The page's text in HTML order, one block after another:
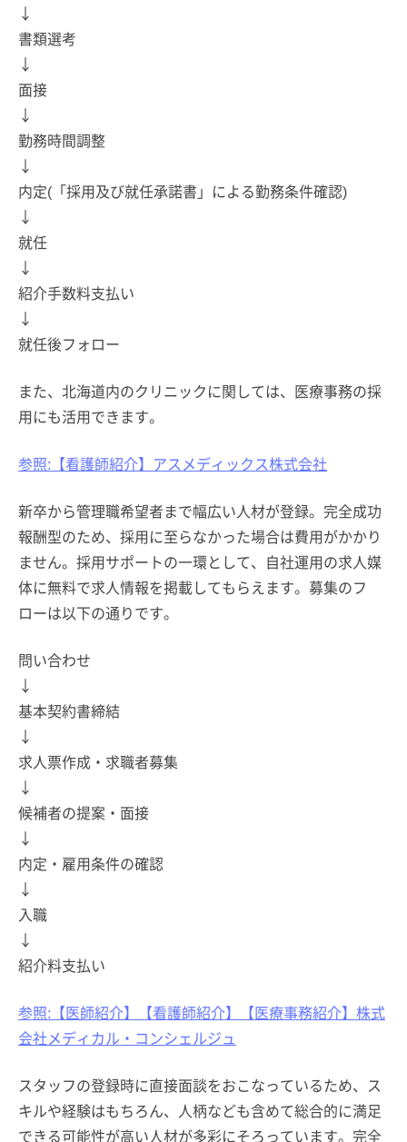
↓
書類選考
↓
面接
↓
勤務時間調整
↓
内定(「採用及び就任承諾書」による勤務条件確認)
↓
就任
↓
紹介手数料支払い
↓
就任後フォロー
また、北海道内のクリニックに関しては、医療事務の採
用にも活用できます。
参照:【看護師紹介】アスメディックス株式会社
新卒から管理職希望者まで幅広い人材が登録。完全成功
報酬型のため、採用に至らなかった場合は費用がかかり
ません。採用サポートの一環として、自社運用の求人媒
体に無料で求人情報を掲載してもらえます。募集のフ
ローは以下の通りです。
問い合わせ
↓
基本契約書締結
↓
求人票作成・求職者募集
↓
候補者の提案・面接
↓
内定・雇用条件の確認
↓
入職
↓
紹介料支払い
参照:【医師紹介】【看護師紹介】【医療事務紹介】株式
会社メディカル・コンシェルジュ
スタッフの登録時に直接面談をおこなっているため、ス
キルや経験はもちろん、人柄なども含めて総合的に満足
できる可能性が高い人材が多彩にそろっています。完全